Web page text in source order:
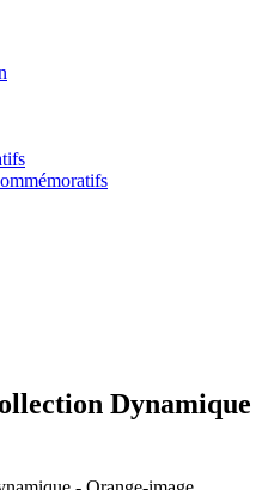
Dynamique